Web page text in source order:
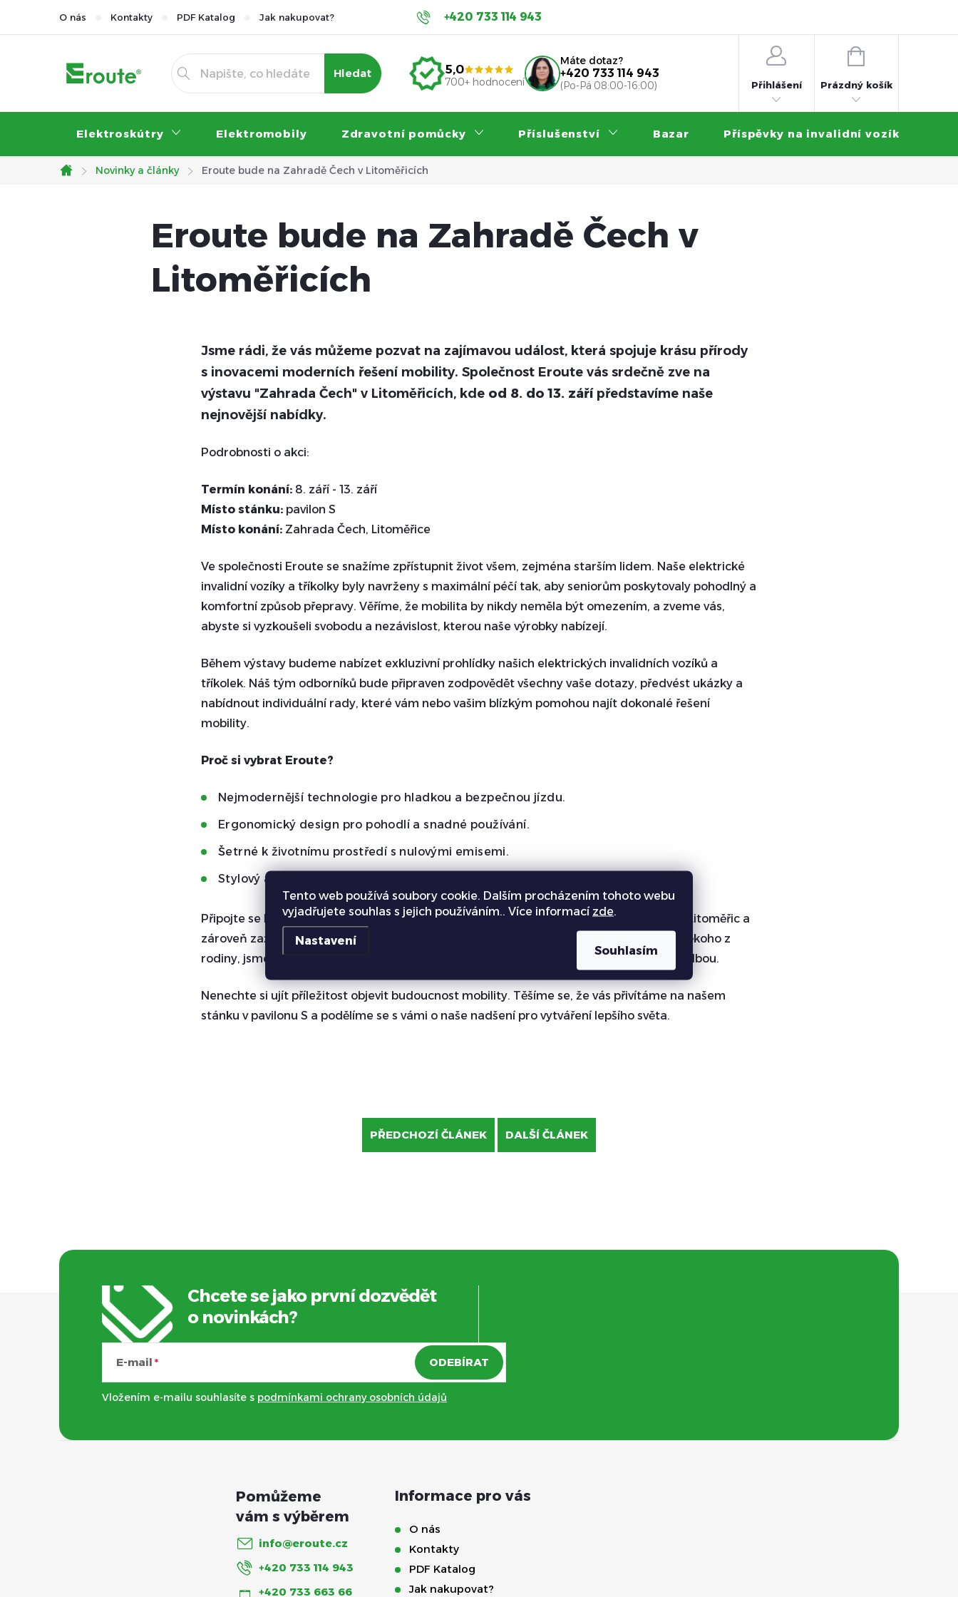
Tento web používá soubory cookie. Dalším procházením tohoto webu
vyjadřujete souhlas s jejich používáním.. Více informací zde.
Nastavení
Souhlasím
+420 733 114 943
O nás Kontakty PDF Katalog Jak nakupovat? Servis a záruka Příspěvky na invalidní vozík
Hledat 5,0
700+ hodnocení
Máte dotaz?
+420 733 114 943
(Po-Pá 08:00-16:00) Přihlášení
NÁKUPNÍ
KOŠÍK
Prázdný košík
Elektroskútry Elektromobily Zdravotní pomůcky Příslušenství Bazar Příspěvky na invalidní vozík
Domů
Novinky a články Eroute bude na Zahradě Čech v Litoměřicích
Eroute bude na Zahradě Čech v
Litoměřicích
Jsme rádi, že vás můžeme pozvat na zajímavou událost, která spojuje krásu přírody
s inovacemi moderních řešení mobility. Společnost Eroute vás srdečně zve na
výstavu "Zahrada Čech" v Litoměřicích, kde od 8. do 13. zářípředstavíme naše
nejnovější nabídky.
Podrobnosti o akci:
Termín konání: 8. září - 13. září
Místo stánku: pavilon S
Místo konání: Zahrada Čech, Litoměřice
Ve společnosti Eroute se snažíme zpřístupnit život všem, zejména starším lidem. Naše elektrické
invalidní vozíky a tříkolky byly navrženy s maximální péčí tak, aby seniorům poskytovaly pohodlný a
komfortní způsob přepravy. Věříme, že mobilita by nikdy neměla být omezením, a zveme vás,
abyste si vyzkoušeli svobodu a nezávislost, kterou naše výrobky nabízejí.
Během výstavy budeme nabízet exkluzivní prohlídky našich elektrických invalidních vozíků a
tříkolek. Náš tým odborníků bude připraven zodpovědět všechny vaše dotazy, předvést ukázky a
nabídnout individuální rady, které vám nebo vašim blízkým pomohou najít dokonalé řešení
mobility.
Proč si vybrat Eroute?
Nejmodernější technologie pro hladkou a bezpečnou jízdu.
Ergonomický design pro pohodlí a snadné používání.
Šetrné k životnímu prostředí s nulovými emisemi.
Stylový a moderní design.
Připojte se k nám na výstavě Zahrada Čech, kde můžete prozkoumat malebnou krásu Litoměřic a
zároveň zažít radost z mobility bez námahy. Ať už hledáte řešení pro sebe, nebo pro někoho z
rodiny, jsme si jisti, že naše elektrické invalidní vozíky a tříkolky pro vás budou ideální volbou.
Nenechte si ujít příležitost objevit budoucnost mobility. Těšíme se, že vás přivítáme na našem
stánku v pavilonu S a podělíme se s vámi o naše nadšení pro vytváření lepšího světa.
PŘEDCHOZÍ ČLÁNEK DALŠÍ ČLÁNEK
Chcete se jako první dozvědět
o novinkách?
E-mail
Vložením e-mailu souhlasíte s podmínkami ochrany osobních údajů
ODEBÍRAT
info@eroute.cz
+420 733 114 943
+420 733 663 66
Informace pro vás
O nás
Kontakty
PDF Katalog
Jak nakupovat?